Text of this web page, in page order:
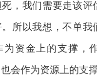
，我们需要走该评
所以我想，不单我
为资金上的支撑，
会作为资源上的支